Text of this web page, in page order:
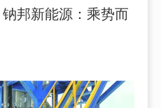
邦新能源：乘势而